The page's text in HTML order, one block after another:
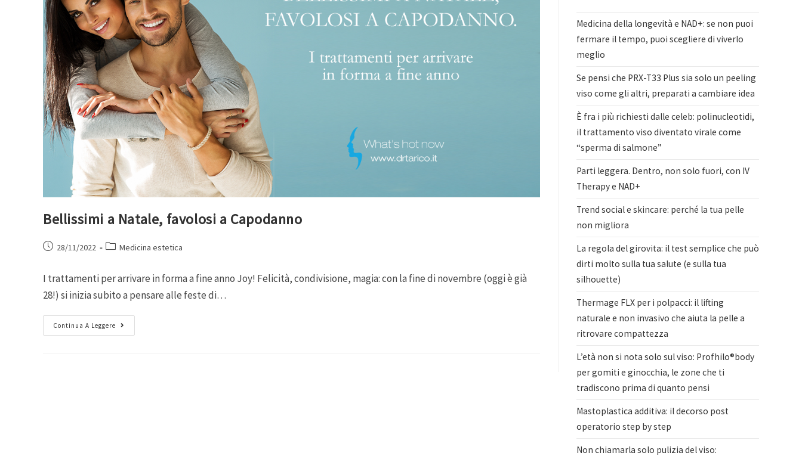
Bellissimi a Natale, favolosi a Capodanno
28/11/2022 Medicina estetica
I trattamenti per arrivare in forma a fine anno Joy! Felicità, condivisione, magia: con la fine di novembre (oggi è già
28!) si inizia subito a pensare alle feste di…
Continua A Leggere
Medicina della longevità e NAD+: se non puoi
fermare il tempo, puoi scegliere di viverlo
meglio
Se pensi che PRX-T33 Plus sia solo un peeling
viso come gli altri, preparati a cambiare idea
È fra i più richiesti dalle celeb: polinucleotidi,
il trattamento viso diventato virale come
“sperma di salmone”
Parti leggera. Dentro, non solo fuori, con IV
Therapy e NAD+
Trend social e skincare: perché la tua pelle
non migliora
La regola del girovita: il test semplice che può
dirti molto sulla tua salute (e sulla tua
silhouette)
Thermage FLX per i polpacci: il lifting
naturale e non invasivo che aiuta la pelle a
ritrovare compattezza
L’età non si nota solo sul viso: Profhilo®body
per gomiti e ginocchia, le zone che ti
tradiscono prima di quanto pensi
Mastoplastica additiva: il decorso post
operatorio step by step
Non chiamarla solo pulizia del viso: